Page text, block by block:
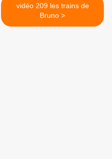
vidéo 209 les trains de
Bruno >